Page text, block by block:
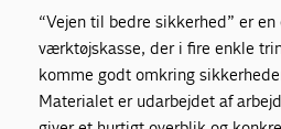
“Vejen til bedre sikkerhed” er
værktøjskasse, der i fire enkle
komme godt omkring
Materialet er udarbejdet af